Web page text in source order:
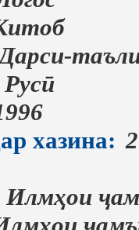
Русӣ
хазина: 2
Илмҳои